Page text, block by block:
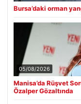
Bursa’daki orman
05/08/2026
Manisa’da Rüşvet
Özalper Gözaltında